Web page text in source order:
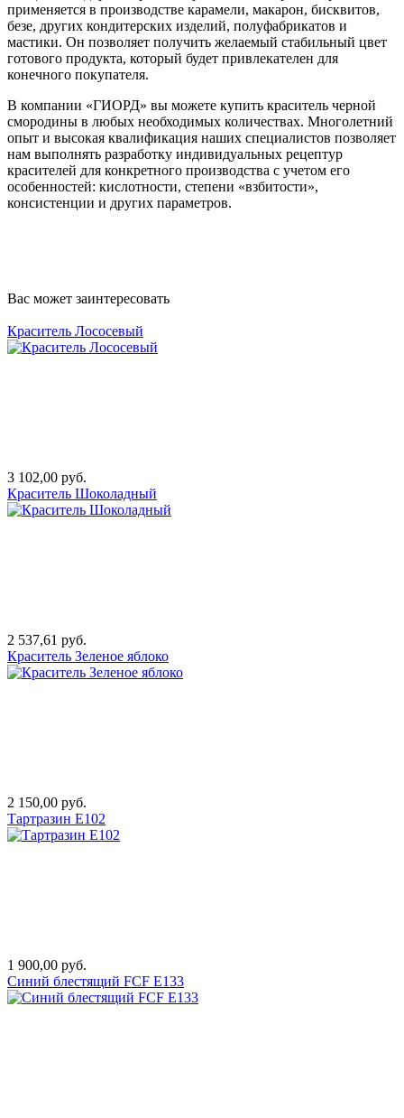
применяется в производстве карамели, макарон, бисквитов,
безе, других кондитерских изделий, полуфабрикатов и
мастики. Он позволяет получить желаемый стабильный цвет
готового продукта, который будет привлекателен для
конечного покупателя.
В компании «ГИОРД» вы можете купить краситель черной
смородины в любых необходимых количествах. Многолетний
опыт и высокая квалификация наших специалистов позволяет
нам выполнять разработку индивидуальных рецептур
красителей для конкретного производства с учетом его
особенностей: кислотности, степени «взбитости»,
консистенции и других параметров.
Вас может заинтересовать
Краситель Лососевый
3 102,00 руб.
Краситель Шоколадный
2 537,61 руб.
Краситель Зеленое яблоко
2 150,00 руб.
Тартразин Е102
1 900,00 руб.
Синий блестящий FCF Е133